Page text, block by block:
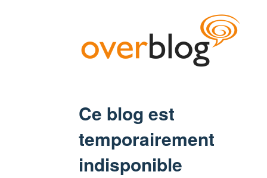
Ce blog est
temporairement
indisponible